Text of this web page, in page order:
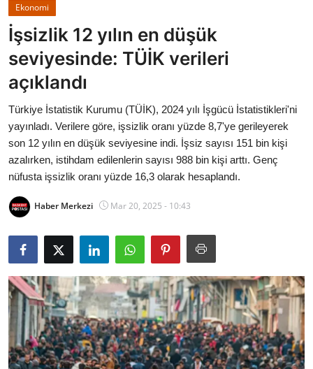
Cumhurbaşkanlığı
Bakanlıklar
Siyasi Partiler
Mülki İdare
Toplum ve Yaşam
Sivil Toplum Kuruluşları
Kamu Kurumları ve Üst Kurullar
Resmi Reklamlar
Ekonomi
İşsizlik 12 yılın en düşük
seviyesinde: TÜİK verileri
açıklandı
Türkiye İstatistik Kurumu (TÜİK), 2024 yılı İşgücü İstatistikleri'ni
yayınladı. Verilere göre, işsizlik oranı yüzde 8,7'ye gerileyerek
son 12 yılın en düşük seviyesine indi. İşsiz sayısı 151 bin kişi
azalırken, istihdam edilenlerin sayısı 988 bin kişi arttı. Genç
nüfusta işsizlik oranı yüzde 16,3 olarak hesaplandı.
Haber Merkezi Mar 20, 2025 - 10:43